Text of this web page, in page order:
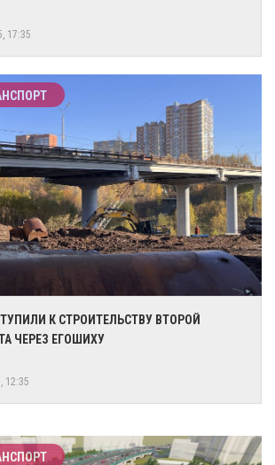
17:35
К СТРОИТЕЛЬСТВУ ВТОРОЙ
ЧЕРЕЗ ЕГОШИХУ
12:35